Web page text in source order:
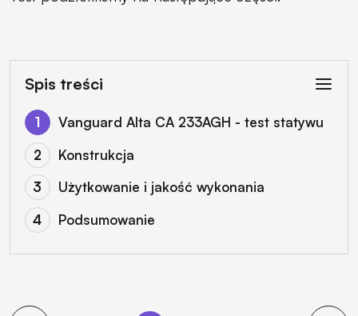
Spis treści
Vanguard Alta CA 233AGH - test statywu
Konstrukcja
Użytkowanie i jakość wykonania
Podsumowanie